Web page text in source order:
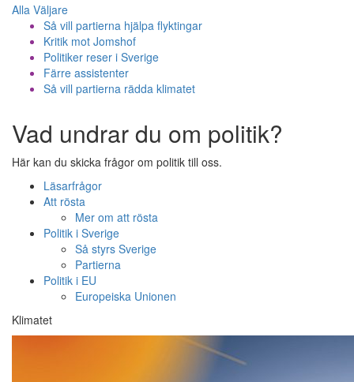
Alla Väljare
Så vill partierna hjälpa flyktingar
Kritik mot Jomshof
Politiker reser i Sverige
Färre assistenter
Så vill partierna rädda klimatet
Vad undrar du om politik?
Här kan du skicka frågor om politik till oss.
Läsarfrågor
Att rösta
Mer om att rösta
Politik i Sverige
Så styrs Sverige
Partierna
Politik i EU
Europeiska Unionen
Klimatet